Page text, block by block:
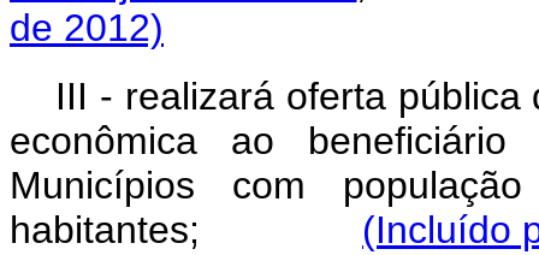
de 2012)
III - realizará oferta
econômica ao
Municípios com
habitantes;
(Incluído